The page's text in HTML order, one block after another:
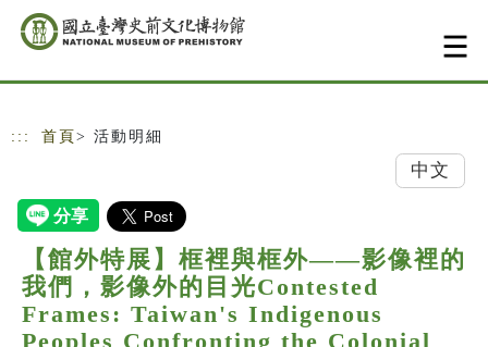
跳到主要內容
網站導覽
::: 首頁 > 活動明細
中文
【館外特展】框裡與框外——影像裡的
我們，影像外的目光Contested
Frames: Taiwan's Indigenous
Peoples Confronting the Colonial